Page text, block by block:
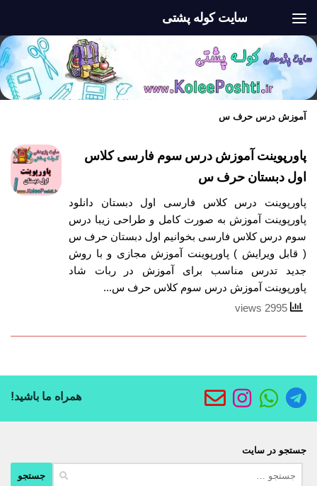
سایت کوله پشتی
آموزش درس حرف س
پاورپوینت آموزش درس سوم فارسی کلاس
اول دبستان حرف س
پاورپوینت درس کلاس فارسی اول دبستان دانلود
پاورپوینت آموزش به صورت کامل و طراحی زیبا درس
سوم درس کلاس فارسی بخوانیم اول دبستان حرف س
( قابل ویرایش ) پاورپوینت آموزش مجازی و با روش
جدید تدرس مناسب برای آموزش در ربات شاد
پاورپوینت آموزش درس سوم کلاس حرف س...
همراه ما باشید!
جستجو در سایت